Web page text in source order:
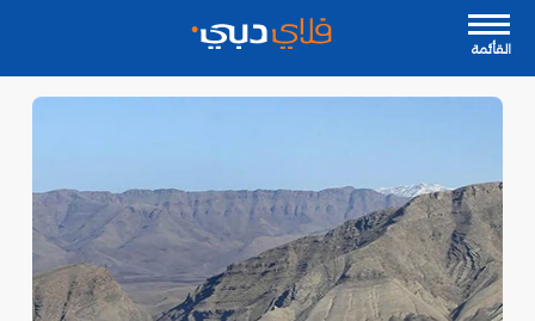
القأئمة